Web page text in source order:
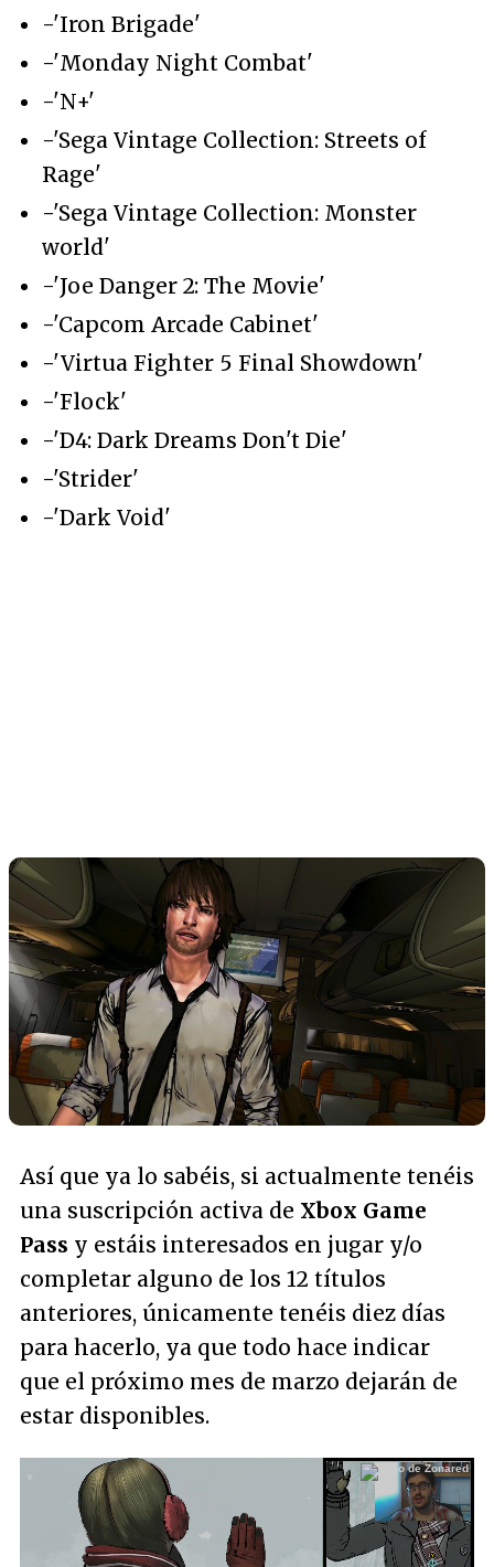
-'Iron Brigade'
-'Monday Night Combat'
-'N+'
-'Sega Vintage Collection: Streets of
Rage'
-'Sega Vintage Collection: Monster
world'
-'Joe Danger 2: The Movie'
-'Capcom Arcade Cabinet'
-'Virtua Fighter 5 Final Showdown'
-'Flock'
-'D4: Dark Dreams Don't Die'
-'Strider'
-'Dark Void'
Así que ya lo sabéis, si actualmente tenéis
una suscripción activa de Xbox Game
Pass y estáis interesados en jugar y/o
completar alguno de los 12 títulos
anteriores, únicamente tenéis diez días
para hacerlo, ya que todo hace indicar
que el próximo mes de marzo dejarán de
estar disponibles.